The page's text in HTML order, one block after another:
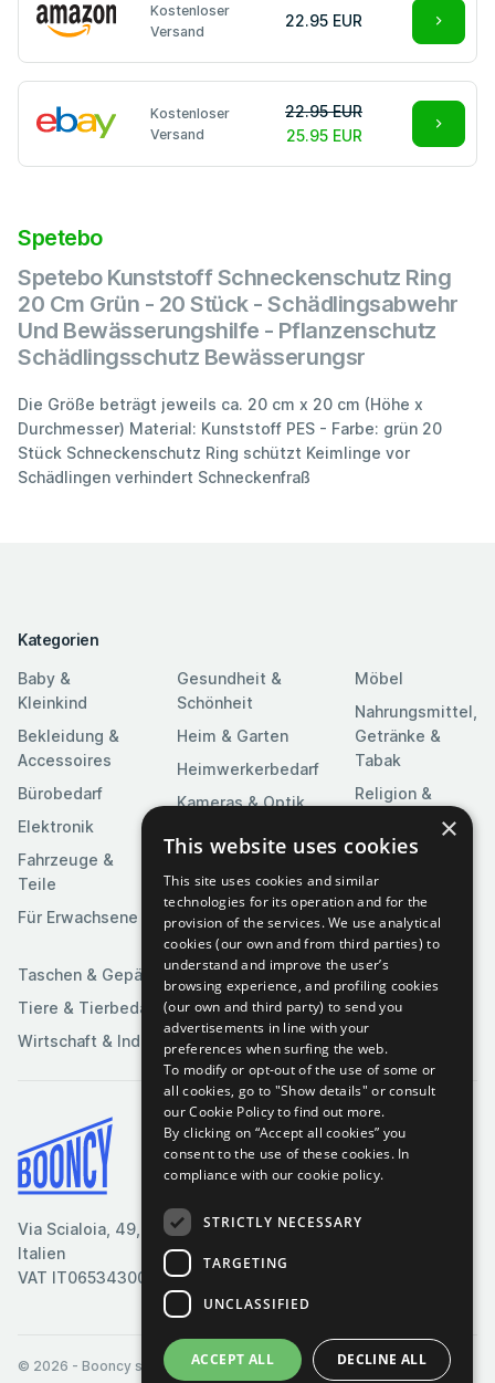
Kostenloser
Versand
22.95 EUR
Kostenloser
Versand
22.95 EUR
25.95 EUR
Spetebo
Spetebo Kunststoff Schneckenschutz Ring
20 Cm Grün - 20 Stück - Schädlingsabwehr
Und Bewässerungshilfe - Pflanzenschutz
Schädlingsschutz Bewässerungsr
Die Größe beträgt jeweils ca. 20 cm x 20 cm (Höhe x
Durchmesser) Material: Kunststoff PES - Farbe: grün 20
Stück Schneckenschutz Ring schützt Keimlinge vor
Schädlingen verhindert Schneckenfraß
Kategorien
Baby &
Kleinkind
Bekleidung &
Accessoires
Bürobedarf
Elektronik
Fahrzeuge &
Teile
Für Erwachsene
Gesundheit &
Schönheit
Heim & Garten
Heimwerkerbedarf
Kameras & Optik
Kunst &
Unterhaltung
Medien
Möbel
Nahrungsmittel,
Getränke &
Tabak
Religion &
Feierlichkeiten
Software
Spielzeuge &
Spiele
Sportartikel
Taschen & Gepäck
Tiere & Tierbedarf
Wirtschaft & Industrie
Via Scialoia, 49, Florenz,
Italien
VAT IT06534300485
Bedingungen & Konditionen
Cookie-Richtlinie
Datenschutzrichtlinie
© 2026 - Booncy srl - VAT IT06534300485
×
This website uses cookies
This site uses cookies and similar
technologies for its operation and for the
provision of the services. We use analytical
cookies (our own and from third parties) to
understand and improve the user’s
browsing experience, and profiling cookies
(our own and third party) to send you
advertisements in line with your
preferences when surfing the web.
To modify or opt-out of the use of some or
all cookies, go to "Show details" or consult
our Cookie Policy to find out more.
By clicking on “Accept all cookies” you
consent to the use of these cookies. In
compliance with our cookie policy.
STRICTLY NECESSARY
TARGETING
UNCLASSIFIED
ACCEPT ALL DECLINE ALL